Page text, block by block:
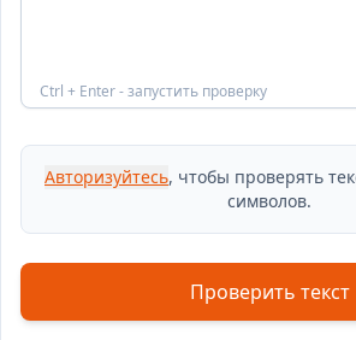
Ctrl + Enter - запустить проверку
Авторизуйтесь, чтобы проверять
символов.
Проверить текст